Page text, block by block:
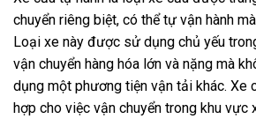
chuyển riêng biệt, có thể tự vận hành
Loại xe này được sử dụng chủ yếu
vận chuyển hàng hóa lớn và nặng mà
dụng một phương tiện vận tải khác. Xe
hợp cho việc vận chuyển trong khu vực